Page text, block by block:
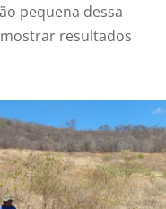
pequena dessa
resultados